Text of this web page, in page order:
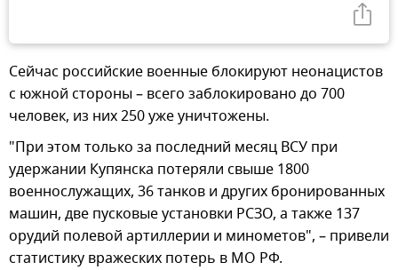
Сейчас российские военные блокируют неонацистов
с южной стороны – всего заблокировано до 700
человек, из них 250 уже уничтожены.
"При этом только за последний месяц ВСУ при
удержании Купянска потеряли свыше 1800
военнослужащих, 36 танков и других бронированных
машин, две пусковые установки РСЗО, а также 137
орудий полевой артиллерии и минометов", – привели
статистику вражеских потерь в МО РФ.